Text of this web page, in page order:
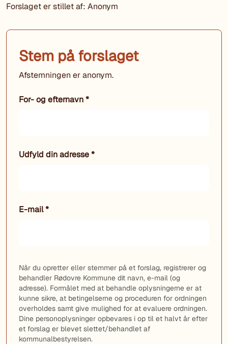
Forslaget er stillet af: Anonym
Stem på forslaget
Afstemningen er anonym.
For- og efternavn *
Udfyld din adresse *
E-mail *
Når du opretter eller stemmer på et forslag, registrerer og
behandler Rødovre Kommune dit navn, e-mail (og
adresse). Formålet med at behandle oplysningerne er at
kunne sikre, at betingelserne og proceduren for ordningen
overholdes samt give mulighed for at evaluere ordningen.
Dine personoplysninger opbevares i op til et halvt år efter
et forslag er blevet slettet/behandlet af
kommunalbestyrelsen.